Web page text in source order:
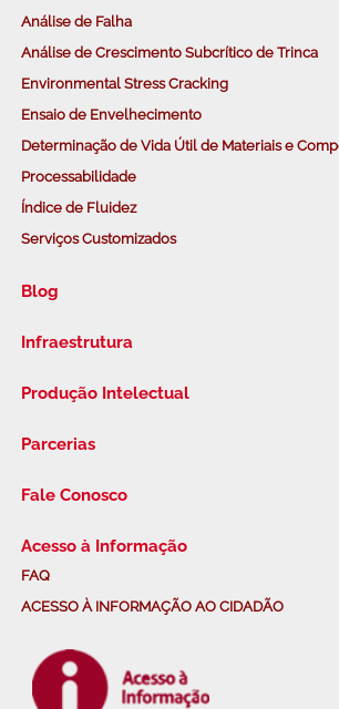
Análise de Falha
Análise de Crescimento Subcrítico de Trinca
Environmental Stress Cracking
Ensaio de Envelhecimento
Determinação de Vida Útil de Materiais e
Processabilidade
Índice de Fluidez
Serviços Customizados
Blog
Infraestrutura
Produção Intelectual
Parcerias
Fale Conosco
Acesso à Informação
FAQ
ACESSO À INFORMAÇÃO AO CIDADÃO